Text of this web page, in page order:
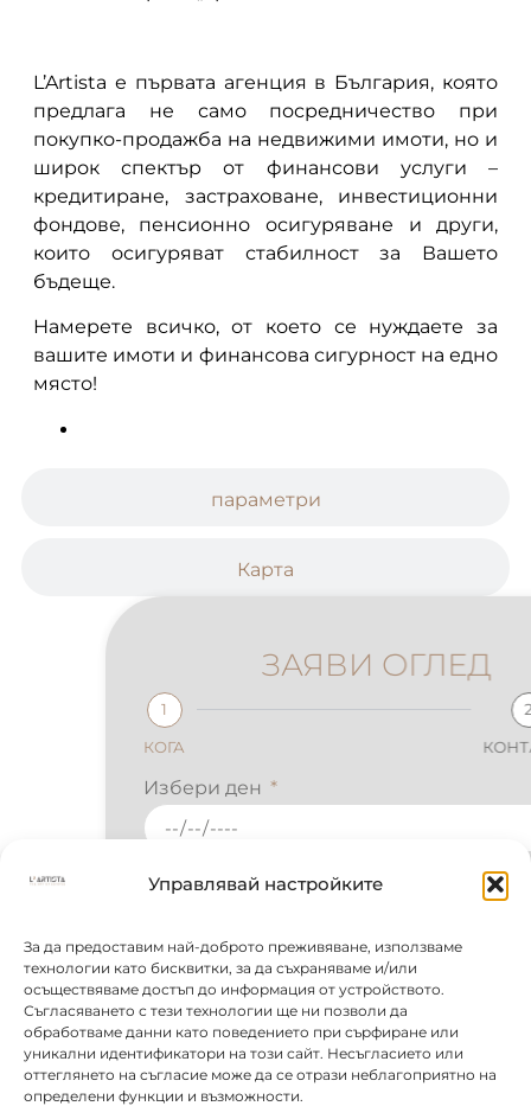
Управлявай настройките
За да предоставим най-доброто преживяване, използваме
технологии като бисквитки, за да съхраняваме и/или
осъществяваме достъп до информация от устройството.
Съгласяването с тези технологии ще ни позволи да
обработваме данни като поведението при сърфиране или
уникални идентификатори на този сайт. Несъгласието или
оттеглянето на съгласие може да се отрази неблагоприятно на
определени функции и възможности.
параметри
Карта
L’Artista е първата агенция в България, която
предлага не само посредничество при
покупко-продажба на недвижими имоти, но и
широк спектър от финансови услуги –
кредитиране, застраховане, инвестиционни
фондове, пенсионно осигуряване и други,
които осигуряват стабилност за Вашето
бъдеще.
Намерете всичко, от което се нуждаете за
вашите имоти и финансова сигурност на едно
място!
ЗАЯВИ ОГЛЕД
2
КОНТАКТИ
Избери ден
Избери час
Вид оглед
НАПРЕД